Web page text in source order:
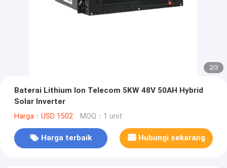
2/3
Baterai Lithium Ion Telecom 5KW 48V 50AH Hybrid
Solar Inverter
Harga：USD 1502 MOQ：1 unit
Harga terbaik Hubungi sekarang